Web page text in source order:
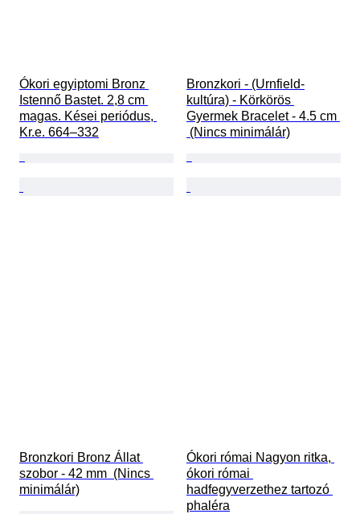
Ókori egyiptomi Bronz
Istennő Bastet. 2,8 cm
magas. Kései periódus,
Kr.e. 664–332
Bronzkori - (Urnfield-
kultúra) - Körkörös
Gyermek Bracelet - 4.5 cm
(Nincs minimálár)
Bronzkori Bronz Állat
szobor - 42 mm  (Nincs
minimálár)
Ókori római Nagyon ritka,
ókori római
hadfegyverzethez tartozó
phaléra